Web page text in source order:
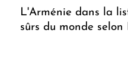
L'Arménie dans la
sûrs du monde selon